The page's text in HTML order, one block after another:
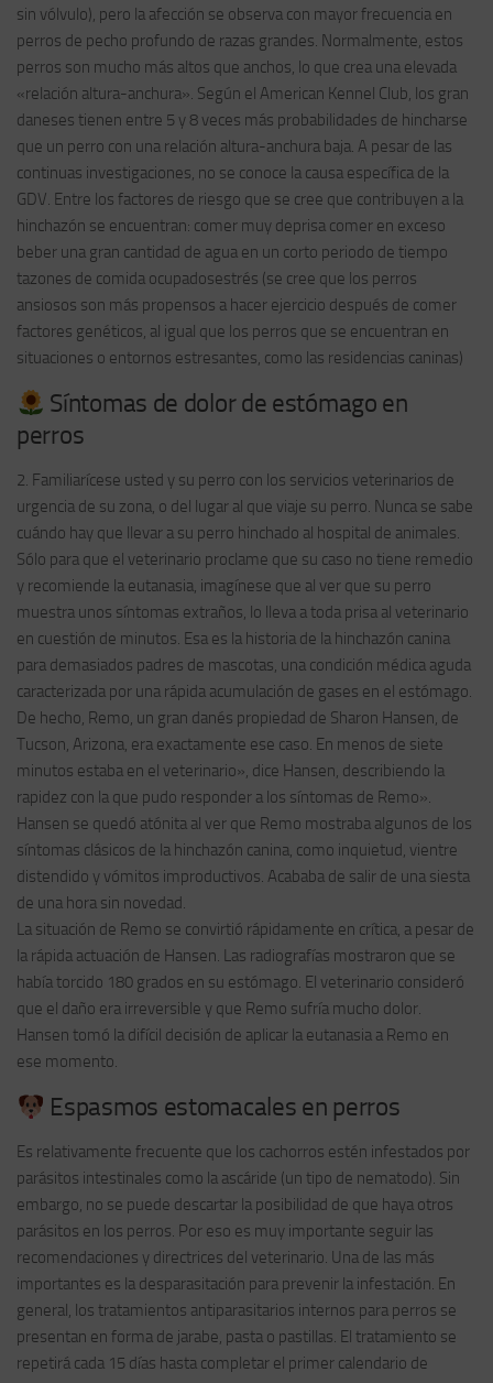
sin vólvulo), pero la afección se observa con mayor frecuencia en
perros de pecho profundo de razas grandes. Normalmente, estos
perros son mucho más altos que anchos, lo que crea una elevada
«relación altura-anchura». Según el American Kennel Club, los gran
daneses tienen entre 5 y 8 veces más probabilidades de hincharse
que un perro con una relación altura-anchura baja. A pesar de las
continuas investigaciones, no se conoce la causa específica de la
GDV. Entre los factores de riesgo que se cree que contribuyen a la
hinchazón se encuentran: comer muy deprisa comer en exceso
beber una gran cantidad de agua en un corto periodo de tiempo
tazones de comida ocupadosestrés (se cree que los perros
ansiosos son más propensos a hacer ejercicio después de comer
factores genéticos, al igual que los perros que se encuentran en
situaciones o entornos estresantes, como las residencias caninas)
Síntomas de dolor de estómago en
perros
2. Familiarícese usted y su perro con los servicios veterinarios de
urgencia de su zona, o del lugar al que viaje su perro. Nunca se sabe
cuándo hay que llevar a su perro hinchado al hospital de animales.
Sólo para que el veterinario proclame que su caso no tiene remedio
y recomiende la eutanasia, imagínese que al ver que su perro
muestra unos síntomas extraños, lo lleva a toda prisa al veterinario
en cuestión de minutos. Esa es la historia de la hinchazón canina
para demasiados padres de mascotas, una condición médica aguda
caracterizada por una rápida acumulación de gases en el estómago.
De hecho, Remo, un gran danés propiedad de Sharon Hansen, de
Tucson, Arizona, era exactamente ese caso. En menos de siete
minutos estaba en el veterinario», dice Hansen, describiendo la
rapidez con la que pudo responder a los síntomas de Remo».
Hansen se quedó atónita al ver que Remo mostraba algunos de los
síntomas clásicos de la hinchazón canina, como inquietud, vientre
distendido y vómitos improductivos. Acababa de salir de una siesta
de una hora sin novedad.
La situación de Remo se convirtió rápidamente en crítica, a pesar de
la rápida actuación de Hansen. Las radiografías mostraron que se
había torcido 180 grados en su estómago. El veterinario consideró
que el daño era irreversible y que Remo sufría mucho dolor.
Hansen tomó la difícil decisión de aplicar la eutanasia a Remo en
ese momento.
Espasmos estomacales en perros
Es relativamente frecuente que los cachorros estén infestados por
parásitos intestinales como la ascáride (un tipo de nematodo). Sin
embargo, no se puede descartar la posibilidad de que haya otros
parásitos en los perros. Por eso es muy importante seguir las
recomendaciones y directrices del veterinario. Una de las más
importantes es la desparasitación para prevenir la infestación. En
general, los tratamientos antiparasitarios internos para perros se
presentan en forma de jarabe, pasta o pastillas. El tratamiento se
repetirá cada 15 días hasta completar el primer calendario de